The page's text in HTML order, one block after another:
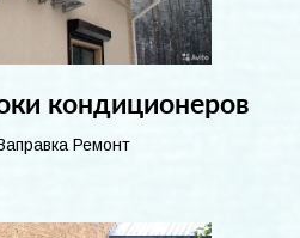
кондиционеров
Ремонт